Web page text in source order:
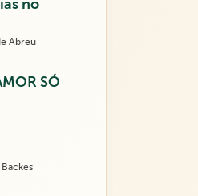
no
Abreu
SÓ
Backes